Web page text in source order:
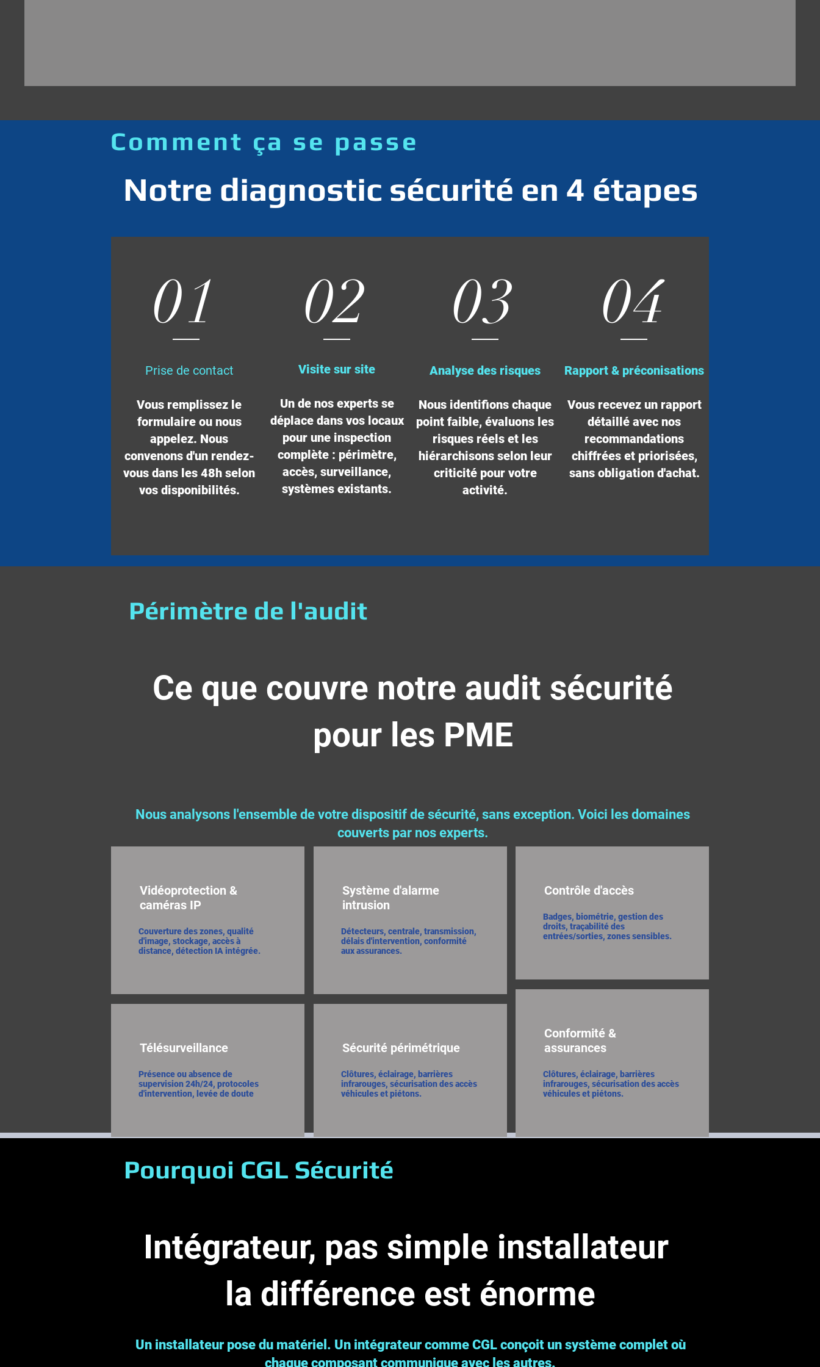
Comment ça se passe
Notre diagnostic sécurité en 4 étapes
01
Prise de contact
Vous remplissez le
formulaire ou nous
appelez. Nous
convenons d'un rendez-
vous dans les 48h selon
vos disponibilités.
02
Visite sur site
Un de nos experts se
déplace dans vos locaux
pour une inspection
complète : périmètre,
accès, surveillance,
systèmes existants.
03
Analyse des risques
Nous identifions chaque
point faible, évaluons les
risques réels et les
hiérarchisons selon leur
criticité pour votre
activité.
04
Rapport & préconisations
Vous recevez un rapport
détaillé avec nos
recommandations
chiffrées et priorisées,
sans obligation d'achat.
Périmètre de l'audit
Ce que couvre notre audit sécurité
pour les PME
​Nous analysons l'ensemble de votre dispositif de sécurité, sans exception. Voici les domaines
couverts par nos experts.
Vidéoprotection &
caméras IP
Couverture des zones, qualité
d'image, stockage, accès à
distance, détection IA intégrée.
Télésurveillance
Présence ou absence de
supervision 24h/24, protocoles
d'intervention, levée de doute
Système d'alarme
intrusion
Détecteurs, centrale, transmission,
délais d'intervention, conformité
aux assurances.
Sécurité périmétrique
Clôtures, éclairage, barrières
infrarouges, sécurisation des accès
véhicules et piétons.
Contrôle d'accès
Badges, biométrie, gestion des
droits, traçabilité des
entrées/sorties, zones sensibles.
Conformité &
assurances
Clôtures, éclairage, barrières
infrarouges, sécurisation des accès
véhicules et piétons.
Pourquoi CGL Sécurité
​Intégrateur, pas simple installateur
la différence est énorme
Un installateur pose du matériel. Un intégrateur comme CGL conçoit un système complet où
chaque composant communique avec les autres.